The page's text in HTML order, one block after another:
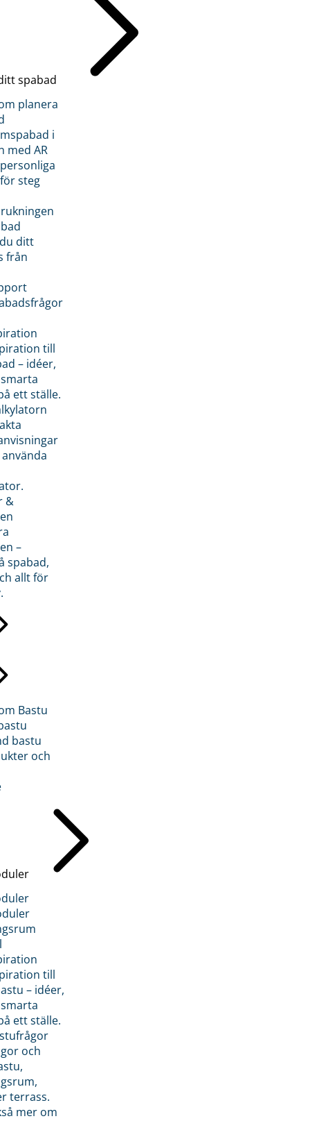
spabad
planera
i
med AR
steg
ditt
från
till
– idéer,
ett ställe.
&
–
spabad,
allt för
Bastu
bastu
och
till
– idéer,
ett ställe.
och
terrass.
mer om